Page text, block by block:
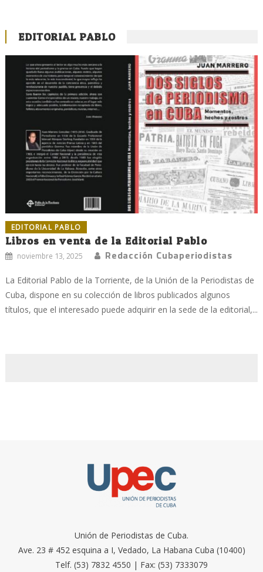
EDITORIAL PABLO
EDITORIAL PABLO
Libros en venta de la Editorial Pablo
noviembre 13, 2025 Redacción Cubaperiodistas
La Editorial Pablo de la Torriente, de la Unión de la Periodistas de
Cuba, dispone en su colección de libros publicados algunos
títulos, que el interesado puede adquirir en la sede de la editorial,...
Unión de Periodistas de Cuba.
Ave. 23 # 452 esquina a I, Vedado, La Habana Cuba (10400)
Telf. (53) 7832 4550 | Fax: (53) 7333079